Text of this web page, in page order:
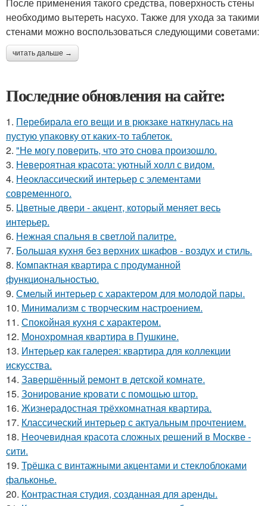
необходимо вытереть насухо. Также для ухода за такими
стенами можно воспользоваться следующими советами:
читать дальше →
Последние обновления на сайте:
1. Перебирала его вещи и в рюкзаке наткнулась на
пустую упаковку от каких-то таблеток.
2. "Не могу поверить, что это снова произошло.
3. Невероятная красота: уютный холл с видом.
4. Неоклассический интерьер с элементами
современного.
5. Цветные двери - акцент, который меняет весь
интерьер.
6. Нежная спальня в светлой палитре.
7. Большая кухня без верхних шкафов - воздух и стиль.
8. Компактная квартира с продуманной
функциональностью.
9. Смелый интерьер с характером для молодой пары.
10. Минимализм с творческим настроением.
11. Спокойная кухня с характером.
12. Монохромная квартира в Пушкине.
13. Интерьер как галерея: квартира для коллекции
искусства.
14. Завершённый ремонт в детской комнате.
15. Зонирование кровати с помощью штор.
16. Жизнерадостная трёхкомнатная квартира.
17. Классический интерьер с актуальным прочтением.
18. Неочевидная красота сложных решений в Москве -
сити.
19. Трёшка с винтажными акцентами и стеклоблоками
фальконье.
20. Контрастная студия, созданная для аренды.